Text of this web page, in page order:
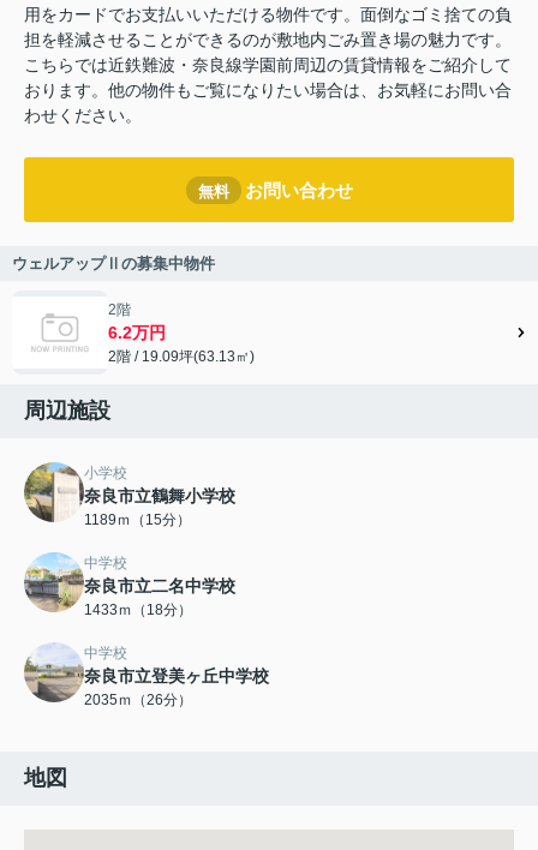
用をカードでお支払いいただける物件です。面倒なゴミ捨ての負
担を軽減させることができるのが敷地内ごみ置き場の魅力です。
こちらでは近鉄難波・奈良線学園前周辺の賃貸情報をご紹介して
おります。他の物件もご覧になりたい場合は、お気軽にお問い合
わせください。
無料 お問い合わせ
ウェルアップⅡの募集中物件
2階
6.2万円
2階 / 19.09坪(63.13㎡)
周辺施設
小学校
奈良市立鶴舞小学校
1189ｍ（15分）
中学校
奈良市立二名中学校
1433ｍ（18分）
中学校
奈良市立登美ヶ丘中学校
2035ｍ（26分）
地図